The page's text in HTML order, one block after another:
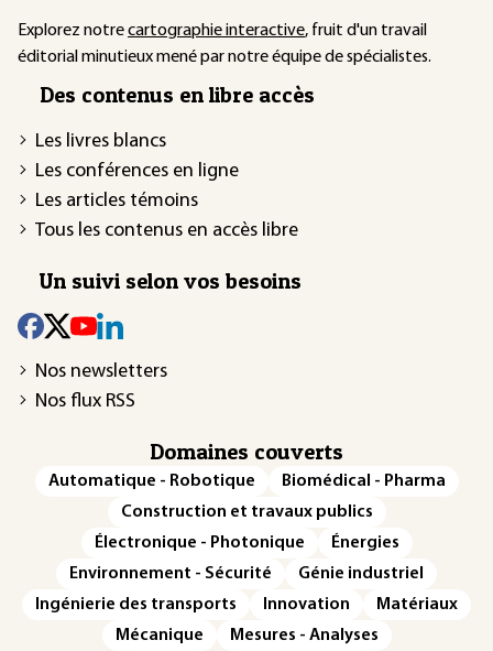
Explorez notrecartographie interactive, fruit d'un travail
éditorial minutieux mené par notre équipe de spécialistes.
Des contenus en libre accès
Les livres blancs
Les conférences en ligne
Les articles témoins
Tous les contenus en accès libre
Un suivi selon vos besoins
Nos newsletters
Nos flux RSS
Domaines couverts
Automatique - Robotique
Biomédical - Pharma
Construction et travaux publics
Électronique - Photonique
Énergies
Environnement - Sécurité
Génie industriel
Ingénierie des transports
Innovation
Matériaux
Mécanique
Mesures - Analyses